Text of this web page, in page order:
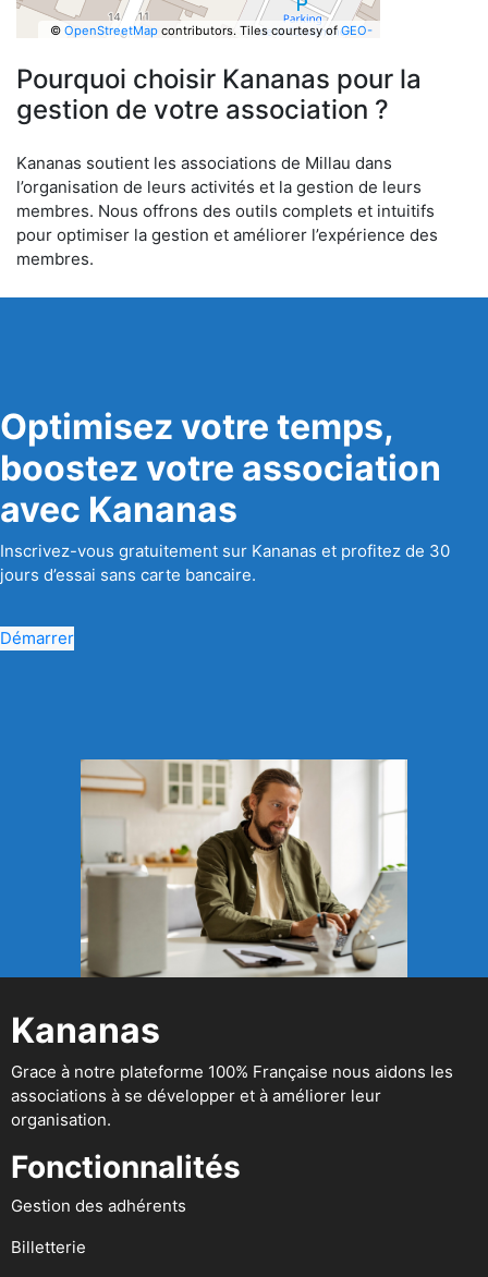
© OpenStreetMapcontributors. Tiles courtesy ofGEO-
Pourquoi choisir Kananas pour la
gestion de votre association ?
Kananas soutient les associations de Millau dans
l’organisation de leurs activités et la gestion de leurs
membres. Nous offrons des outils complets et intuitifs
pour optimiser la gestion et améliorer l’expérience des
membres.
Optimisez votre temps,
boostez votre association
avec Kananas
Inscrivez-vous gratuitement sur Kananas et profitez de 30
jours d’essai sans carte bancaire.
Démarrer
Kananas
Grace à notre plateforme 100% Française nous aidons les
associations à se développer et à améliorer leur
organisation.
Fonctionnalités
Gestion des adhérents
Billetterie